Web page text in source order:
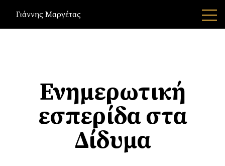
Γιάννης Μαργέτας
Ενημερωτική
εσπερίδα στα
Δίδυμα